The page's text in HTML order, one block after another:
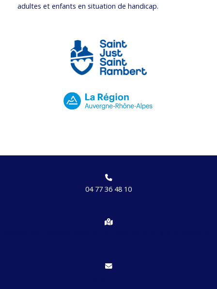
adultes et enfants en situation de handicap.
04 77 36 48 10